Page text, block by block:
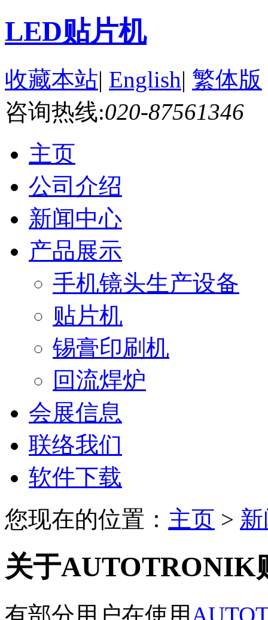
LED贴片机
收藏本站| English| 繁体版
咨询热线:020-87561346
主页
公司介绍
新闻中心
产品展示
手机镜头生产设备
贴片机
锡膏印刷机
回流焊炉
会展信息
联络我们
软件下载
您现在的位置： 主页 >
关于AUTOTRONIK
有部分用户在使用